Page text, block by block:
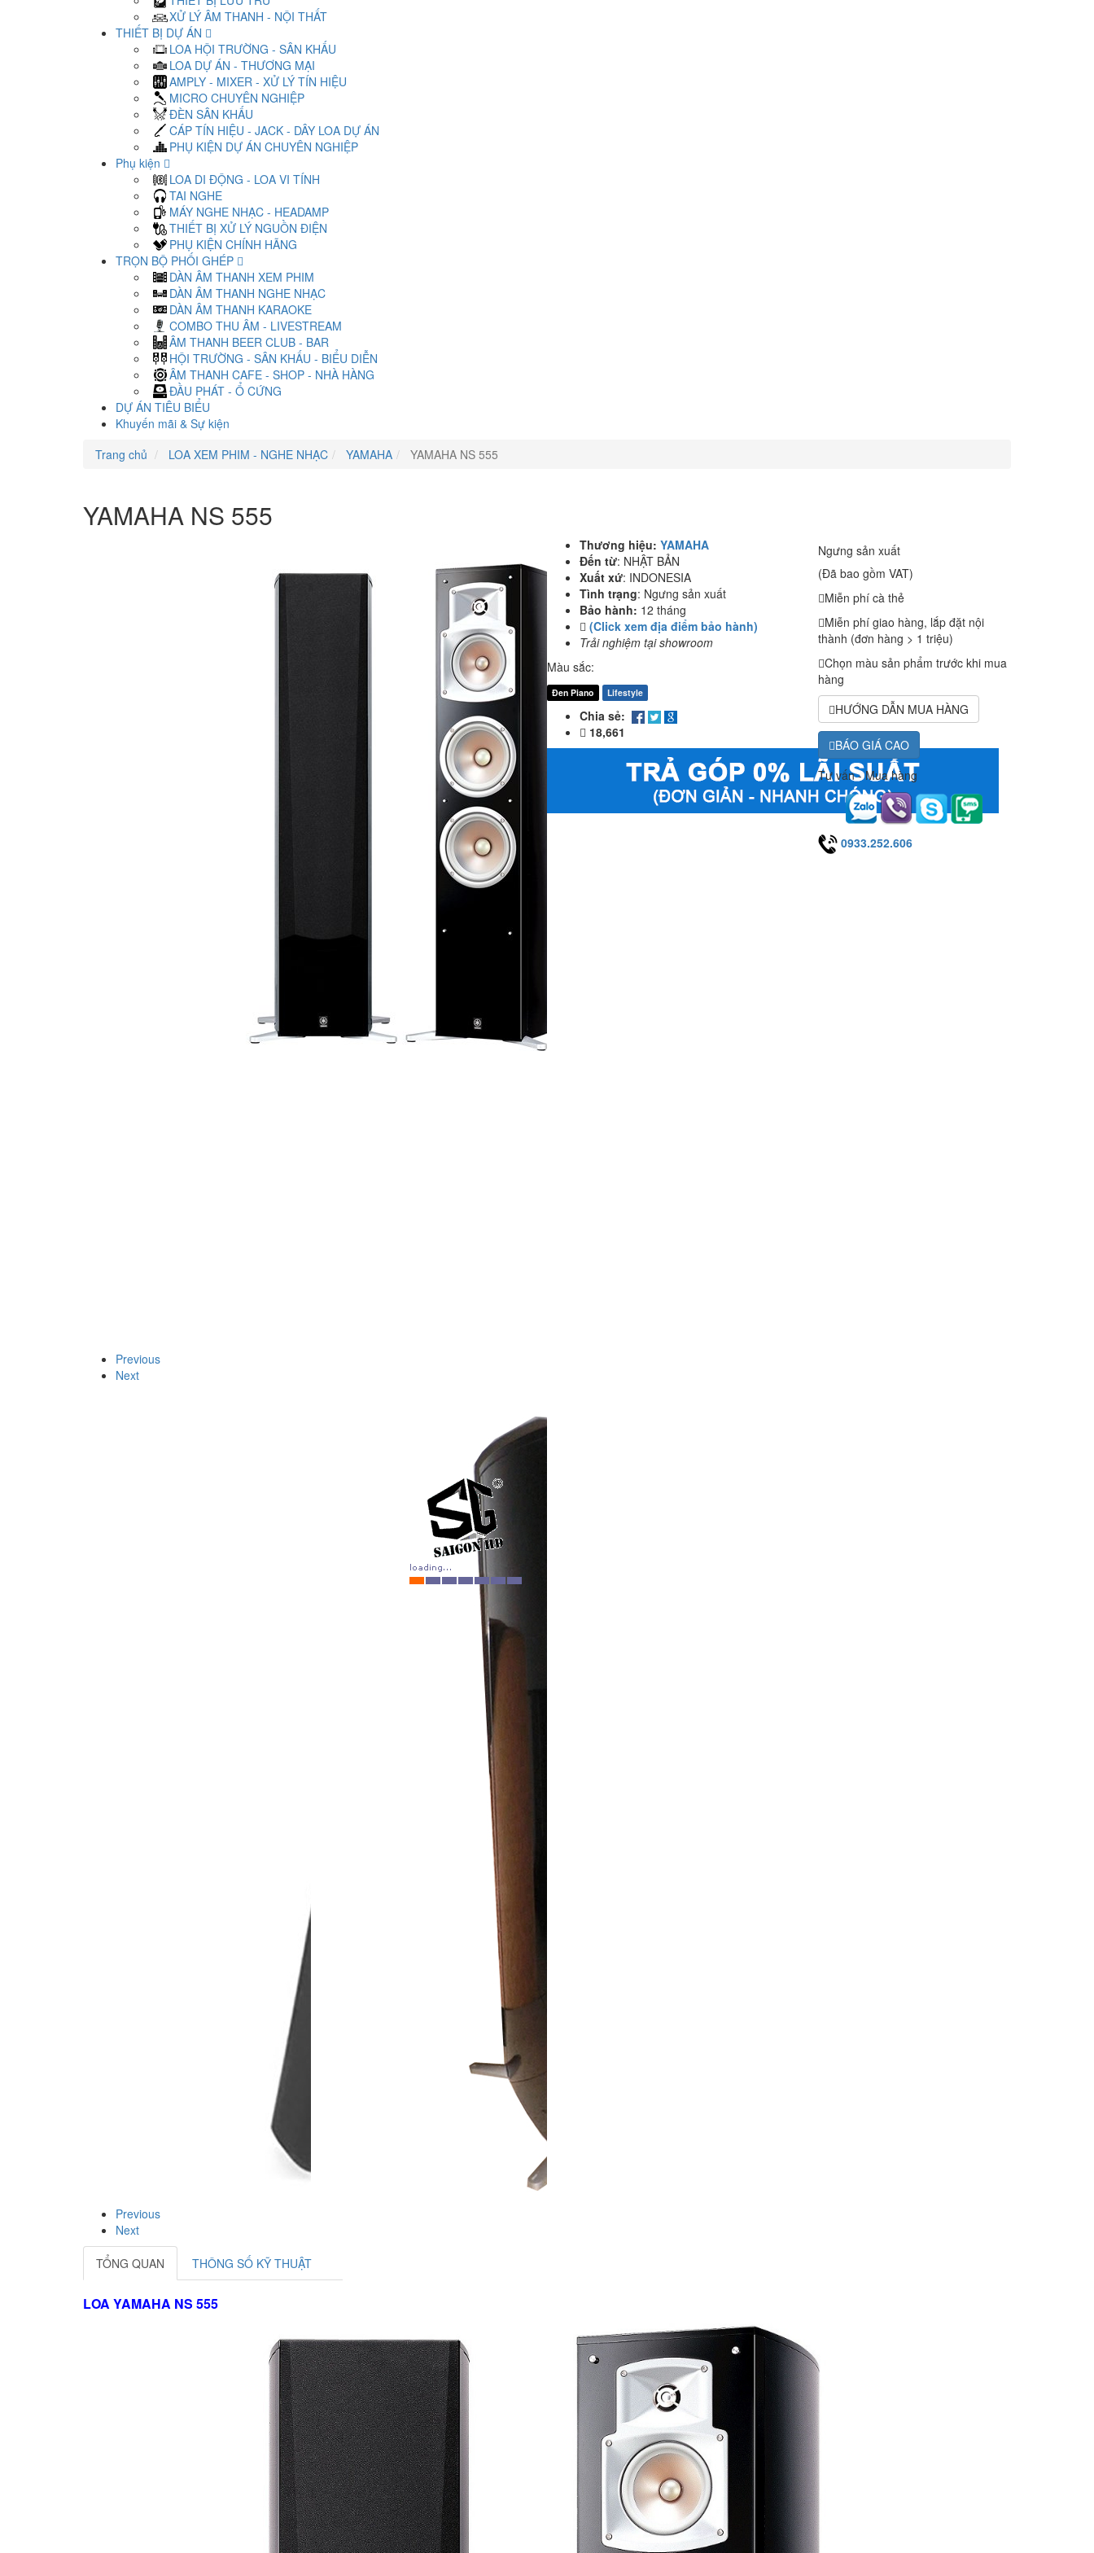
XỬ LÝ ÂM THANH - NỘI THẤT
THIẾT BỊ DỰ ÁN
LOA HỘI TRƯỜNG - SÂN KHẤU
LOA DỰ ÁN - THƯƠNG MẠI
AMPLY - MIXER - XỬ LÝ TÍN HIỆU
MICRO CHUYÊN NGHIỆP
ĐÈN SÂN KHẤU
CÁP TÍN HIỆU - JACK - DÂY LOA DỰ ÁN
PHỤ KIỆN DỰ ÁN CHUYÊN NGHIỆP
Phụ kiện
LOA DI ĐỘNG - LOA VI TÍNH
TAI NGHE
MÁY NGHE NHẠC - HEADAMP
THIẾT BỊ XỬ LÝ NGUỒN ĐIỆN
PHỤ KIỆN CHÍNH HÃNG
TRỌN BỘ PHỐI GHÉP
DÀN ÂM THANH XEM PHIM
DÀN ÂM THANH NGHE NHẠC
DÀN ÂM THANH KARAOKE
COMBO THU ÂM - LIVESTREAM
ÂM THANH BEER CLUB - BAR
HỘI TRƯỜNG - SÂN KHẤU - BIỂU DIỄN
ÂM THANH CAFE - SHOP - NHÀ HÀNG
ĐẦU PHÁT - Ổ CỨNG
DỰ ÁN TIÊU BIỂU
Khuyến mãi & Sự kiện
Trang chủ
LOA XEM PHIM - NGHE NHẠC YAMAHA YAMAHA NS 555
YAMAHA NS 555
Previous
Next
Previous
Next
Thương hiệu: YAMAHA
Đến từ: NHẬT BẢN
Xuất xứ: INDONESIA
Tình trạng: Ngưng sản xuất
Bảo hành: 12 tháng
(Click xem địa điểm bảo hành)
Trải nghiệm tại showroom
Màu sắc:
Đen Piano Lifestyle
Chia sẻ:
18,661
Ngưng sản xuất
(Đã bao gồm VAT)
Miễn phí cà thẻ
Miễn phí giao hàng, lắp đặt nội
thành (đơn hàng > 1 triệu)
Chọn màu sản phẩm trước khi mua
hàng
HƯỚNG DẪN MUA HÀNG
BÁO GIÁ CAO
Tư vấn - Mua hàng
0933.252.606
TỔNG QUAN THÔNG SỐ KỸ THUẬT
LOA YAMAHA NS 555